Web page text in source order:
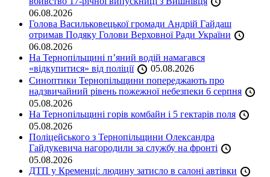
06.08.2026
Голова Васильковецької громади Андрій Гайдаш
отримав Подяку Голови Верховної Ради України
06.08.2026
На Тернопільщині п’яний водій намагався
«відкупитися» від поліції
05.08.2026
Синоптики Тернопільщини попереджають про
надзвичайний рівень пожежної небезпеки 6 серпня
05.08.2026
На Тернопільщині горів комбайн і 5 гектарів поля
05.08.2026
Поліцейського з Тернопільщини Олександра
Гайдукевича нагородили за службу на фронті
05.08.2026
ДТП у Кременці: людину затисло в салоні автівки